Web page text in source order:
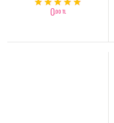
0,00 TL